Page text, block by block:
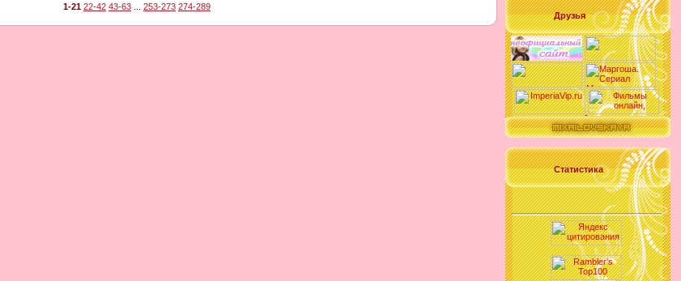
1-21 22-42 43-63 253-273 274-289
Друзья
Статистика